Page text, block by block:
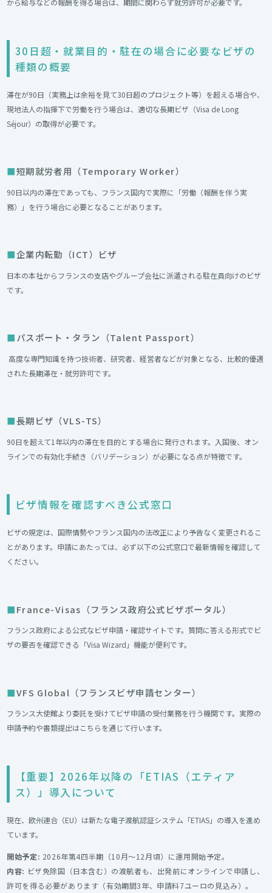
から給与などの報酬を得る場合は、期間に関わらず就労許可が必要です。
30日超・就業目的・駐在の場合に必要なビザの
種類の概要
滞在が90日（実務上は余裕を見て30日超のプロジェクト等）を超える場合や、
現地法人の指揮下で労働を行う場合は、適切な長期ビザ（Visa de Long
Séjour）の取得が必要です。
短期就労者用（Temporary Worker）
90日以内の滞在であっても、フランス国内で実際に「労働（報酬を伴う実
務）」を行う場合に必要となることがあります。
企業内転勤（ICT）ビザ
日本の本社からフランスの支店やグループ会社に派遣される駐在員向けのビザ
です。
パスポート・タラン（Talent Passport）
高度な専門知識を持つ技術者、研究者、経営者などが対象となる、比較的優遇
された長期滞在・就労許可です。
長期ビザ（VLS-TS）
90日を超えて1年以内の滞在を目的とする場合に発行されます。入国後、オン
ラインでの有効化手続き（バリデーション）が必要になる点が特徴です。
ビザ情報を確認すべき公式窓口
ビザの規定は、国際情勢やフランス国内の法改正により予告なく変更されるこ
とがあります。申請にあたっては、必ず以下の公式窓口で最新情報を確認して
ください。
France-Visas（フランス政府公式ビザポータル）
フランス政府による公式なビザ申請・確認サイトです。質問に答える形式でビ
ザの要否を確認できる「Visa Wizard」機能が便利です。
VFS Global（フランスビザ申請センター）
フランス大使館より委託を受けてビザ申請の受付業務を行う機関です。実際の
申請予約や書類提出はこちらを通じて行います。
【重要】2026年以降の「ETIAS（エティア
ス）」導入について
現在、欧州連合（EU）は新たな電子渡航認証システム「ETIAS」の導入を進め
ています。
開始予定: 2026年第4四半期（10月〜12月頃）に運用開始予定。
内容: ビザ免除国（日本含む）の渡航者も、出発前にオンラインで申請し、
許可を得る必要があります（有効期間3年、申請料7ユーロの見込み）。